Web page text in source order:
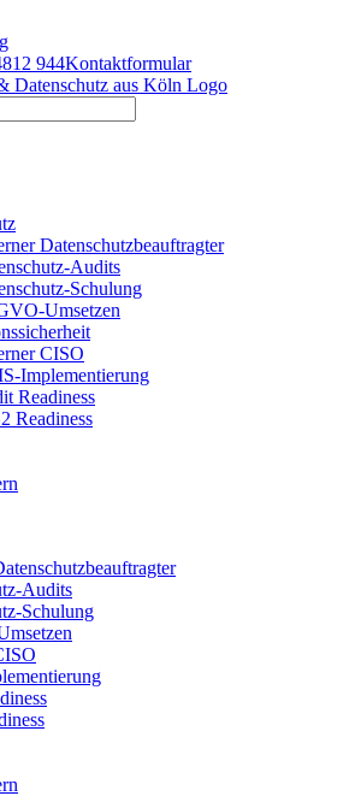
944Kontaktformular
Datenschutzbeauftragter
Audits
Schulung
Umsetzen
CISO
Implementierung
Readiness
Readiness
Audits
Schulung